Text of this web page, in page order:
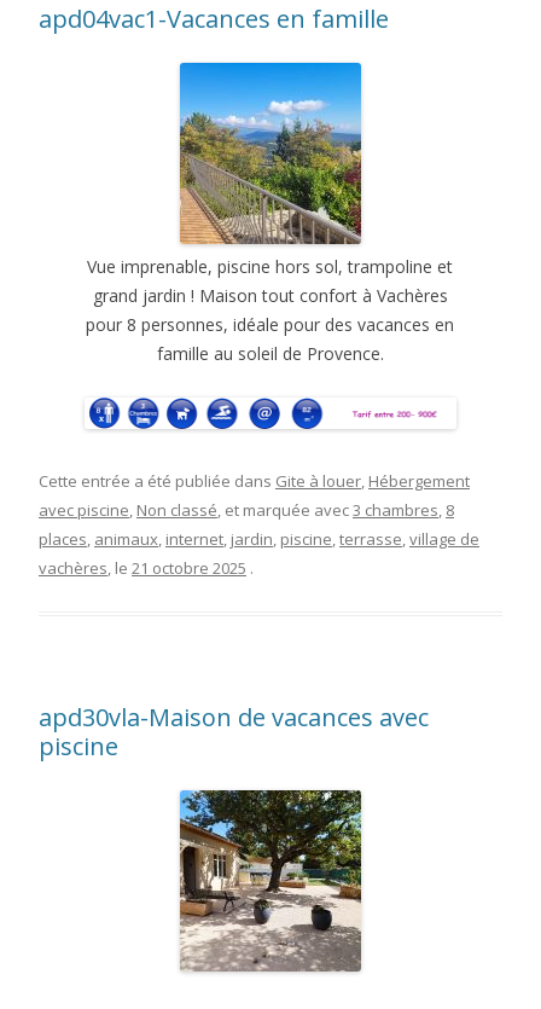
apd04vac1-Vacances en famille
Vue imprenable, piscine hors sol, trampoline et
grand jardin ! Maison tout confort à Vachères
pour 8 personnes, idéale pour des vacances en
famille au soleil de Provence.
Cette entrée a été publiée dans Gite à louer Hébergement
avec piscine Non classé , et marquée avec3 chambres 8
places animaux internet jardin piscine terrasse village de
vachères , le 21 octobre 2025 .
apd30vla-Maison de vacances avec
piscine